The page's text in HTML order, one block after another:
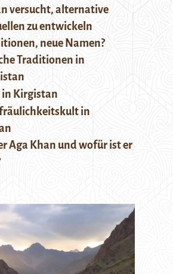
versucht, alternative
zu entwickeln
neue Namen?
Traditionen in
in Kirgistan
in
Aga Khan und wofür ist er